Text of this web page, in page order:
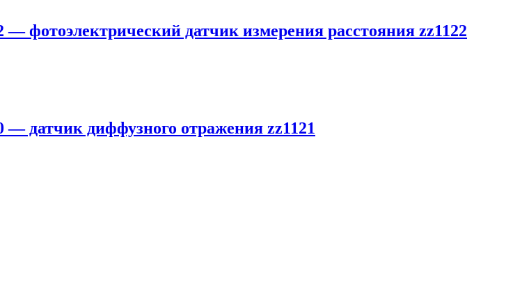
фотоэлектрический датчик измерения расстояния zz1122
датчик диффузного отражения zz1121